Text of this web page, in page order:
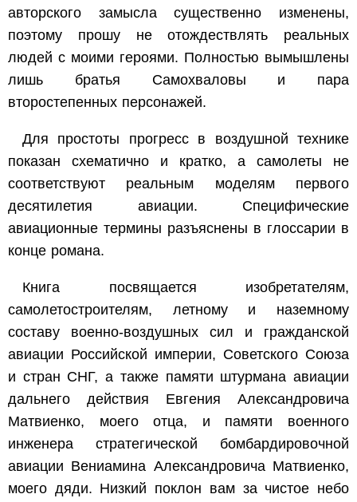
авторского замысла существенно изменены,
поэтому прошу не отождествлять реальных
людей с моими героями. Полностью вымышлены
лишь братья Самохваловы и пара
второстепенных персонажей.
Для простоты прогресс в воздушной технике
показан схематично и кратко, а самолеты не
соответствуют реальным моделям первого
десятилетия авиации. Специфические
авиационные термины разъяснены в глоссарии в
конце романа.
Книга посвящается изобретателям,
самолетостроителям, летному и наземному
составу военно-воздушных сил и гражданской
авиации Российской империи, Советского Союза
и стран СНГ, а также памяти штурмана авиации
дальнего действия Евгения Александровича
Матвиенко, моего отца, и памяти военного
инженера стратегической бомбардировочной
авиации Вениамина Александровича Матвиенко,
моего дяди. Низкий поклон вам за чистое небо